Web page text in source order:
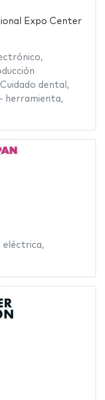
Expo Center
,
Cuidado dental ,
herramienta,
eléctrica,